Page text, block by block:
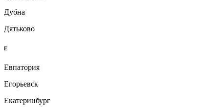
Дубна
Дятьково
Е
Евпатория
Егорьевск
Екатеринбург